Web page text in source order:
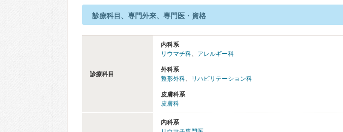
診療科目、専門外来、専門医・資格
診療科目
内科系
リウマチ科、 アレルギー科
外科系
整形外科、 リハビリテーション科
皮膚科系
皮膚科
内科系